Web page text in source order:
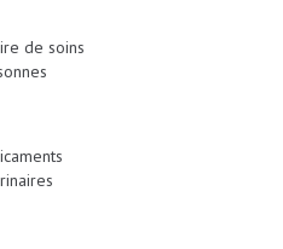
de soins